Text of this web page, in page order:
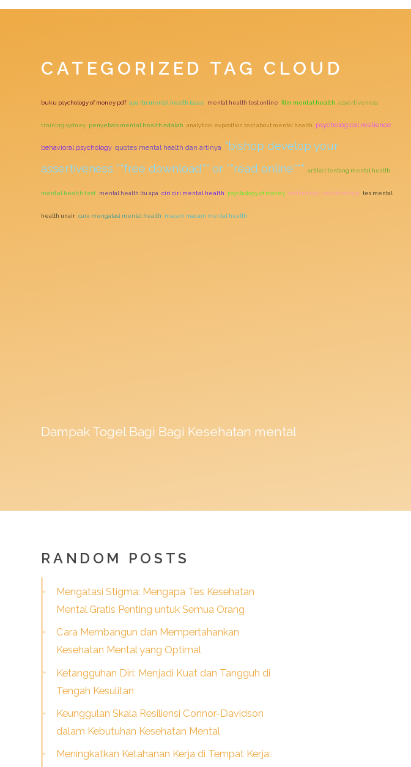
CATEGORIZED TAG CLOUD
buku psychology of money pdf apa itu mental health issue mental health test online film mental health assertiveness
training sydney penyebab mental health adalah analytical exposition text about mental health psychological resilience
behavioral psychology quotes mental health dan artinya "bishop develop your
assertiveness ""free download"" or ""read online""" artikel tentang mental health
mental health test mental health itu apa ciri ciri mental health psychology of money self mental health artinya tes mental
health unair cara mengatasi mental health macam macam mental health
Dampak TogelBagi Bagi Kesehatan mental
RANDOM POSTS
Mengatasi Stigma: Mengapa Tes Kesehatan
Mental Gratis Penting untuk Semua Orang
Cara Membangun dan Mempertahankan
Kesehatan Mental yang Optimal
Ketangguhan Diri: Menjadi Kuat dan Tangguh di
Tengah Kesulitan
Keunggulan Skala Resiliensi Connor-Davidson
dalam Kebutuhan Kesehatan Mental
Meningkatkan Ketahanan Kerja di Tempat Kerja: